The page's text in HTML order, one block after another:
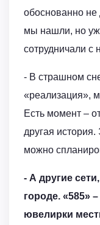
обоснованно
мы нашли, но
сотрудничали с
- В страшном
«реализация»,
Есть момент –
другая
можно
- А другие
городе. «585»
ювелирки